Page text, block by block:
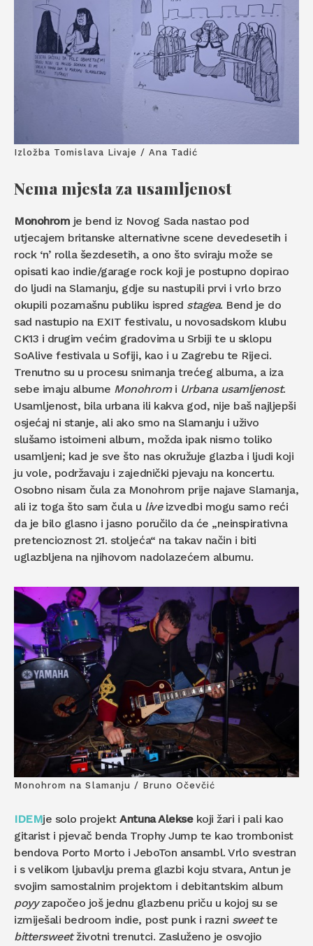
Izložba Tomislava Livaje / Ana Tadić
Nema mjesta za usamljenost
Monohrom je bend iz Novog Sada nastao pod
utjecajem britanske alternativne scene devedesetih i
rock ‘n’ rolla šezdesetih, a ono što sviraju može se
opisati kao indie/garage rock koji je postupno dopirao
do ljudi na Slamanju, gdje su nastupili prvi i vrlo brzo
okupili pozamašnu publiku ispred stagea. Bend je do
sad nastupio na EXIT festivalu, u novosadskom klubu
CK13 i drugim većim gradovima u Srbiji te u sklopu
SoAlive festivala u Sofiji, kao i u Zagrebu te Rijeci.
Trenutno su u procesu snimanja trećeg albuma, a iza
sebe imaju albume Monohromi Urbana usamljenost.
Usamljenost, bila urbana ili kakva god, nije baš najljepši
osjećaj ni stanje, ali ako smo na Slamanju i uživo
slušamo istoimeni album, možda ipak nismo toliko
usamljeni; kad je sve što nas okružuje glazba i ljudi koji
ju vole, podržavaju i zajednički pjevaju na koncertu.
Osobno nisam čula za Monohrom prije najave Slamanja,
ali iz toga što sam čula u liveizvedbi mogu samo reći
da je bilo glasno i jasno poručilo da će „neinspirativna
pretencioznost 21. stoljeća“ na takav način i biti
uglazbljena na njihovom nadolazećem albumu.
Monohrom na Slamanju / Bruno Očevčić
IDEMje solo projektAntuna Aleksekoji žari i pali kao
gitarist i pjevač benda Trophy Jump te kao trombonist
bendova Porto Morto i JeboTon ansambl. Vrlo svestran
i s velikom ljubavlju prema glazbi koju stvara, Antun je
svojim samostalnim projektom i debitantskim album
poyyzapočeo još jednu glazbenu priču u kojoj su se
izmiješali bedroom indie, post punk i razni sweette
bittersweetživotni trenutci. Zasluženo je osvojio